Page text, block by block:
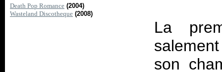
Death Pop Romance (2004)
Wasteland Discotheque (2008)
La
son